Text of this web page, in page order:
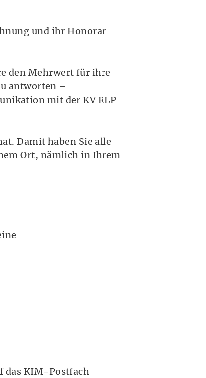
und ihr Honorar
den Mehrwert für ihre
antworten –
mit der KV RLP
Damit haben Sie alle
Ort, nämlich in Ihrem
das KIM-Postfach